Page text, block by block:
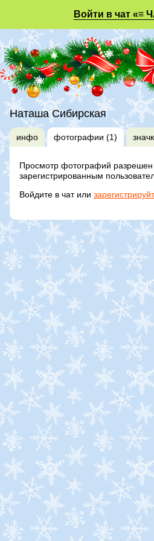
Войти в чат «≡
Наташа Сибирская
инфо фотографии (1)
Просмотр фотографий разрешен
зарегистрированным
Войдите в чат или